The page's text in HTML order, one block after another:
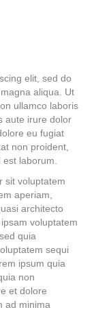
elit, sed do
aliqua. Ut
ullamco laboris
aute irure dolor
eu fugiat
non proident,
laborum.
sit voluptatem
aperiam,
architecto
voluptatem
quia
sequi
ipsum quia
non
et dolore
ad minima